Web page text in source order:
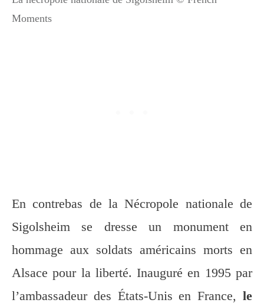
Moments
En contrebas de la Nécropole nationale de
Sigolsheim se dresse un monument en
hommage aux soldats américains morts en
Alsace pour la liberté. Inauguré en 1995 par
l’ambassadeur des États-Unis en France, le